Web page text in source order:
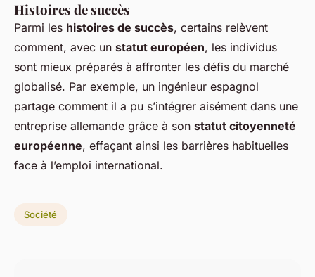
Histoires de succès
Parmi les histoires de succès, certains relèvent
comment, avec un statut européen, les individus
sont mieux préparés à affronter les défis du marché
globalisé. Par exemple, un ingénieur espagnol
partage comment il a pu s’intégrer aisément dans une
entreprise allemande grâce à son statut citoyenneté
européenne, effaçant ainsi les barrières habituelles
face à l’emploi international.
Société